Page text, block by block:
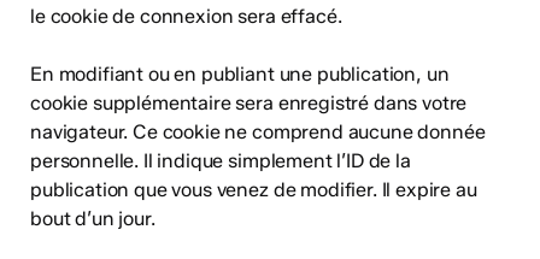
le cookie de connexion sera effacé.
En modifiant ou en publiant une publication, un
cookie supplémentaire sera enregistré dans votre
navigateur. Ce cookie ne comprend aucune donnée
personnelle. Il indique simplement l’ID de la
publication que vous venez de modifier. Il expire au
bout d’un jour.